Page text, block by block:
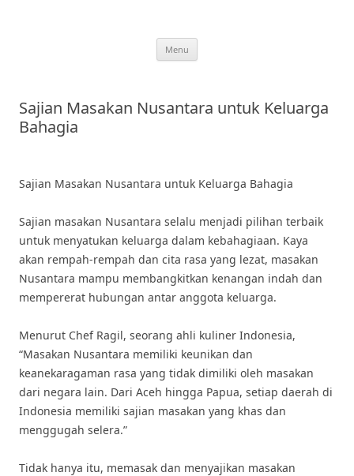
Menu
Sajian Masakan Nusantara untuk Keluarga
Bahagia
Sajian Masakan Nusantara untuk Keluarga Bahagia
Sajian masakan Nusantara selalu menjadi pilihan terbaik
untuk menyatukan keluarga dalam kebahagiaan. Kaya
akan rempah-rempah dan cita rasa yang lezat, masakan
Nusantara mampu membangkitkan kenangan indah dan
mempererat hubungan antar anggota keluarga.
Menurut Chef Ragil, seorang ahli kuliner Indonesia,
“Masakan Nusantara memiliki keunikan dan
keanekaragaman rasa yang tidak dimiliki oleh masakan
dari negara lain. Dari Aceh hingga Papua, setiap daerah di
Indonesia memiliki sajian masakan yang khas dan
menggugah selera.”
Tidak hanya itu, memasak dan menyajikan masakan